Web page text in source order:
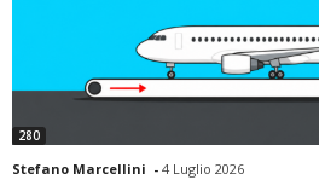
280
Stefano Marcellini - 4 Luglio 2026